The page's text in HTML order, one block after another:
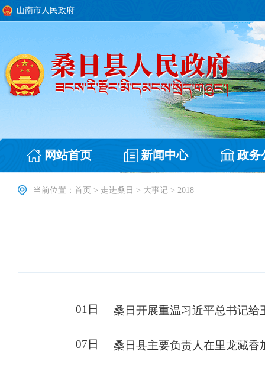
山南市人民政府
网站首页 新闻中心 政务
当前位置： 首页 > 走进桑日 > 大事记 > 2018
01日 桑日开展重温习近平总书记给
07日 桑日县主要负责人在里龙藏香